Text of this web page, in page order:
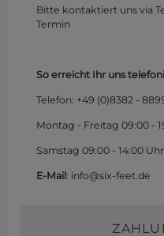
Bitte kontaktiert uns via
Termin
So erreicht Ihr uns
Telefon: +49 (0)8382 -
Montag - Freitag 09:00 -
Samstag 09:00 - 14:00 Uhr
E-Mail : info@six-feet.de